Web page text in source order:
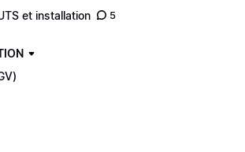
et installation 5